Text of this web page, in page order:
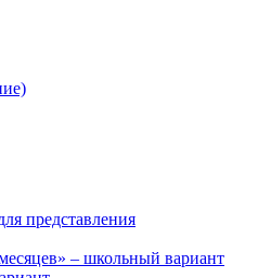
представления
– школьный вариант